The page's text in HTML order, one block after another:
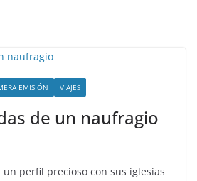
EMISIÓN VIAJES
de un naufragio
un perfil precioso con sus iglesias